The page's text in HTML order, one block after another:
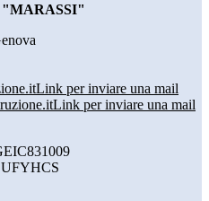
"MARASSI"
Link per inviare una mail
Link per inviare una mail